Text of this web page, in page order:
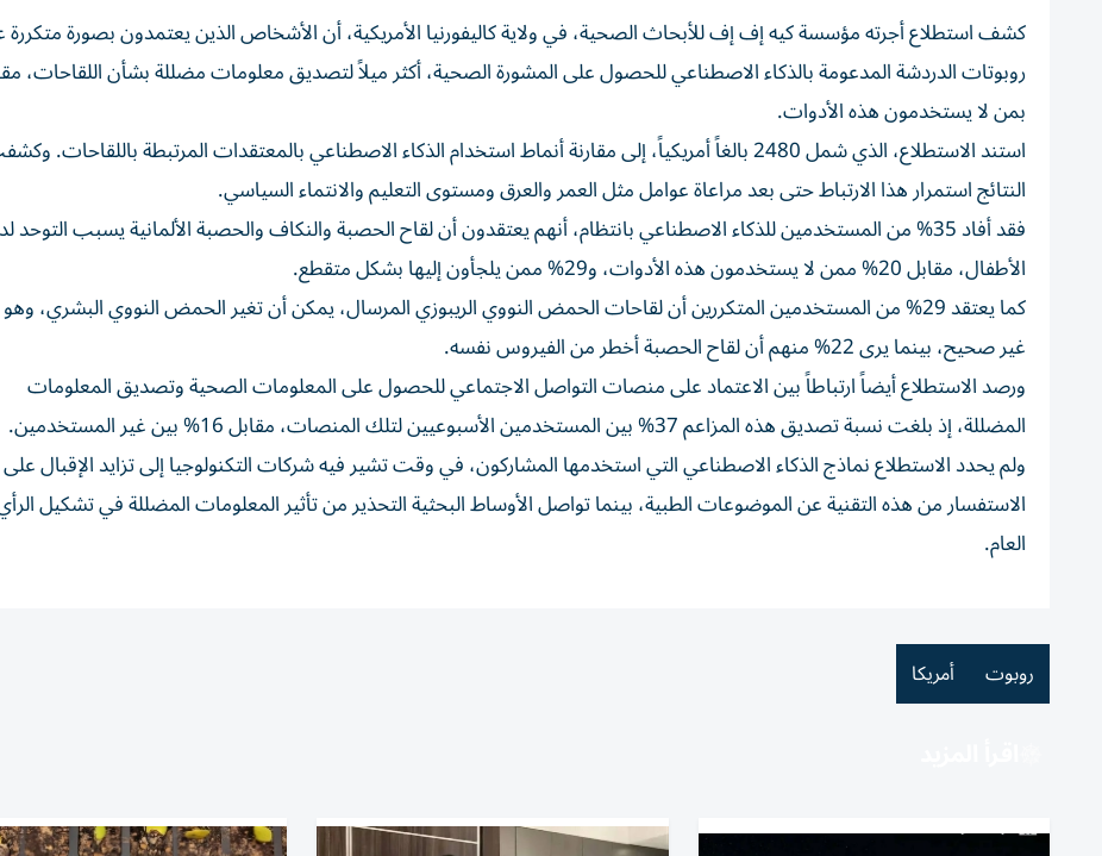
كشف استطلاع أجرته مؤسسة كيه إف إف للأبحاث الصحية، في ولاية كاليفورنيا الأمريكية، أن الأشخاص الذين يعتمدون بصورة
روبوتات الدردشة المدعومة بالذكاء الاصطناعي للحصول على المشورة الصحية، أكثر ميلاً لتصديق معلومات مضللة بشأن اللقاحات،
بمن لا يستخدمون هذه الأدوات.
استند الاستطلاع، الذي شمل 2480 بالغاً أمريكياً، إلى مقارنة أنماط استخدام الذكاء الاصطناعي بالمعتقدات المرتبطة باللقاحات.
النتائج استمرار هذا الارتباط حتى بعد مراعاة عوامل مثل العمر والعرق ومستوى التعليم والانتماء السياسي.
فقد أفاد 35% من المستخدمين للذكاء الاصطناعي بانتظام، أنهم يعتقدون أن لقاح الحصبة والنكاف والحصبة الألمانية يسبب التوحد
الأطفال، مقابل 20% ممن لا يستخدمون هذه الأدوات، و29% ممن يلجأون إليها بشكل متقطع.
كما يعتقد 29% من المستخدمين المتكررين أن لقاحات الحمض النووي الريبوزي المرسال، يمكن أن تغير الحمض النووي البشري،
غير صحيح، بينما يرى 22% منهم أن لقاح الحصبة أخطر من الفيروس نفسه.
ورصد الاستطلاع أيضاً ارتباطاً بين الاعتماد على منصات التواصل الاجتماعي للحصول على المعلومات الصحية وتصديق المعلومات
المضللة، إذ بلغت نسبة تصديق هذه المزاعم 37% بين المستخدمين الأسبوعيين لتلك المنصات، مقابل 16% بين غير المستخدمين.
ولم يحدد الاستطلاع نماذج الذكاء الاصطناعي التي استخدمها المشاركون، في وقت تشير فيه شركات التكنولوجيا إلى تزايد الإقبال على
الاستفسار من هذه التقنية عن الموضوعات الطبية، بينما تواصل الأوساط البحثية التحذير من تأثير المعلومات المضللة في تشكيل
العام.
روبوت أمريكا